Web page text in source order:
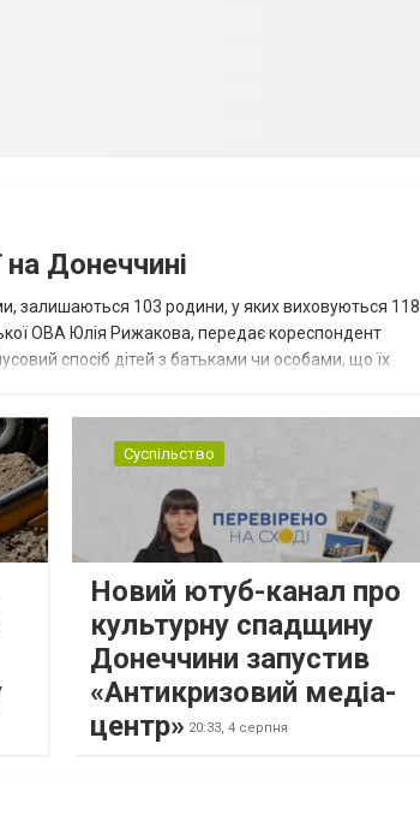
Донеччині
залишаються 103 родини, у яких виховуються 118
ОВА Юлія Рижакова, передає кореспондент
спосіб дітей з батьками чи особами, що їх
Суспільство
Новий ютуб-канал про
культурну спадщину
Донеччини запустив
«Антикризовий медіа-
центр» 20:33, 4 серпня